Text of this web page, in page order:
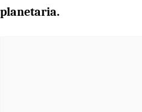
planetaria.